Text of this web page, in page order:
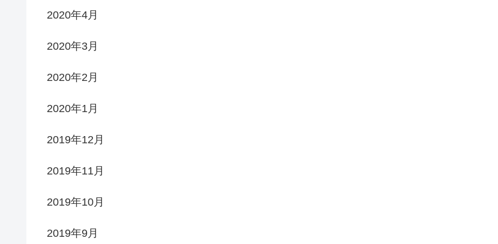
2020年4月
2020年3月
2020年2月
2020年1月
2019年12月
2019年11月
2019年10月
2019年9月